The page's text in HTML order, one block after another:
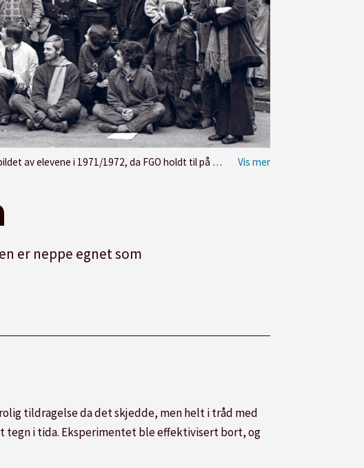
skole. Foto: Lasse Kwetzinsky og Tom Arne Hansen.
er neppe egnet som
tildragelse da det skjedde, men helt i tråd med
tegn i tida. Eksperimentet ble effektivisert bort, og